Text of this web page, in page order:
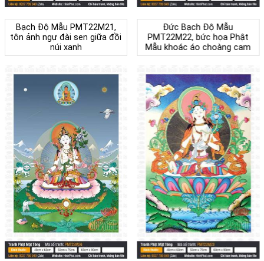
Bạch Độ Mẫu PMT22M21,
tôn ảnh ngự đài sen giữa đồi
núi xanh
Đức Bạch Độ Mẫu
PMT22M22, bức họa Phật
Mẫu khoác áo choàng cam